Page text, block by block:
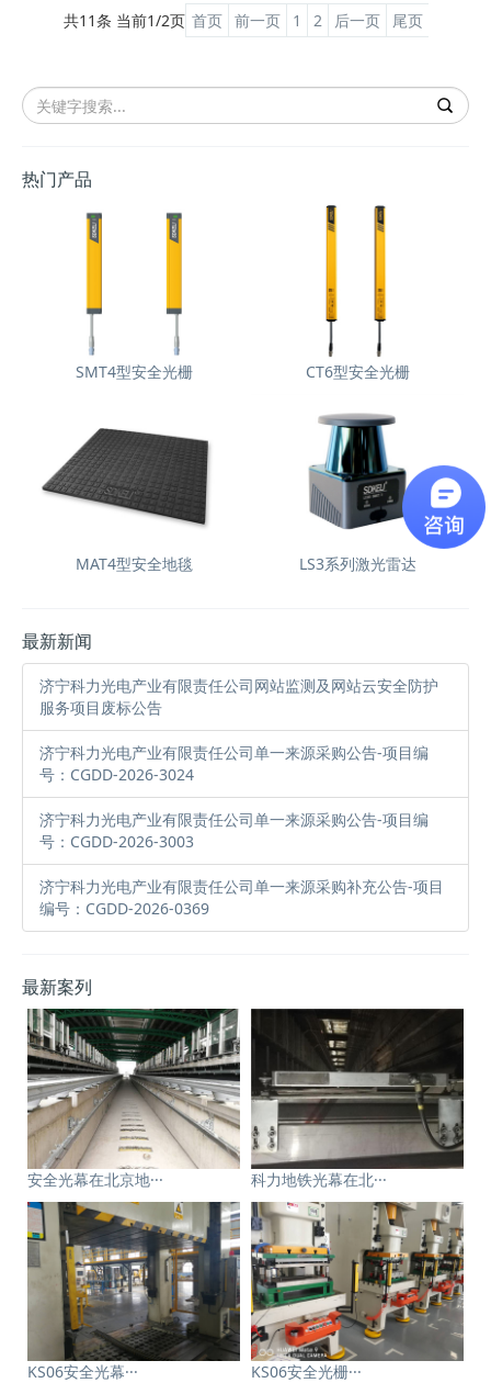
共11条 当前1/2页 首页 前一页 1 2 后一页 尾页
热门产品
SMT4型安全光栅 CT6型安全光栅
MAT4型安全地毯 LS3系列激光雷达
最新新闻
济宁科力光电产业有限责任公司网站监测及网站云安全防护
服务项目废标公告
济宁科力光电产业有限责任公司单一来源采购公告-项目编
号：CGDD-2026-3024
济宁科力光电产业有限责任公司单一来源采购公告-项目编
号：CGDD-2026-3003
济宁科力光电产业有限责任公司单一来源采购补充公告-项目
编号：CGDD-2026-0369
最新案列
安全光幕在北京地··· 科力地铁光幕在北···
KS06安全光幕··· KS06安全光栅···